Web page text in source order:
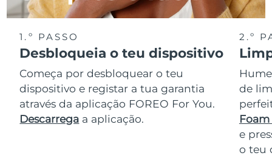
1.º PASSO
Desbloqueia o teu dispositivo
Começa por desbloquear o teu
dispositivo e registar a tua garantia
através da aplicação FOREO For You.
Descarrega a aplicação.
2.º
de
Foam
e
o teu